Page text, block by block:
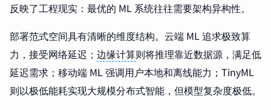
反映了工程现实：最优的 ML 系统往往需要架构异构性。
部署范式空间具有清晰的维度结构。云端 ML 追求极致算
力，接受网络延迟； 边缘计算则将推理靠近数据源，满足低
延迟需求；移动端 ML 强调用户本地和离线能力；TinyML
则以极低能耗实现大规模分布式智能，但模型复杂度极低。